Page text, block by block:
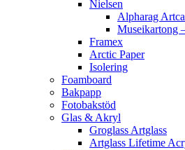
Nielsen
Alpharag
Museikartong
Framex
Arctic Paper
Isolering
Foamboard
Bakpapp
Fotobakstöd
Glas & Akryl
Groglass Artglass
Artglass Lifetime